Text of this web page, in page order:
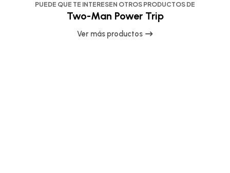
PUEDE QUE TE INTERESEN OTROS PRODUCTOS DE
Two-Man Power Trip
Ver más productos